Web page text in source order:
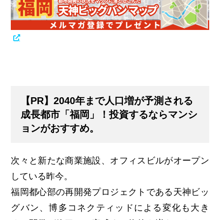
【PR】2040年まで人口増が予測される
成長都市「福岡」！投資するならマンシ
ョンがおすすめ。
次々と新たな商業施設、オフィスビルがオープン
している昨今。
福岡都心部の再開発プロジェクトである天神ビッ
グバン、博多コネクティッドによる変化も大き